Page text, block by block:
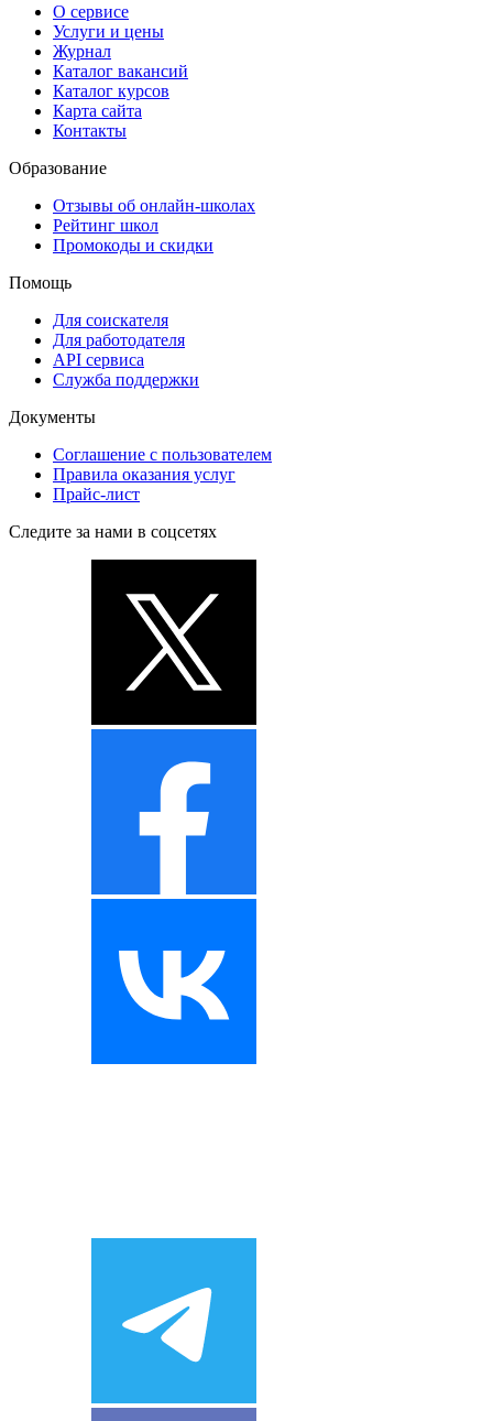
О сервисе
Услуги и цены
Журнал
Каталог вакансий
Каталог курсов
Карта сайта
Контакты
Образование
Отзывы об онлайн-школах
Рейтинг школ
Промокоды и скидки
Помощь
Для соискателя
Для работодателя
API сервиса
Служба поддержки
Документы
Соглашение с пользователем
Правила оказания услуг
Прайс-лист
Следите за нами в соцсетях